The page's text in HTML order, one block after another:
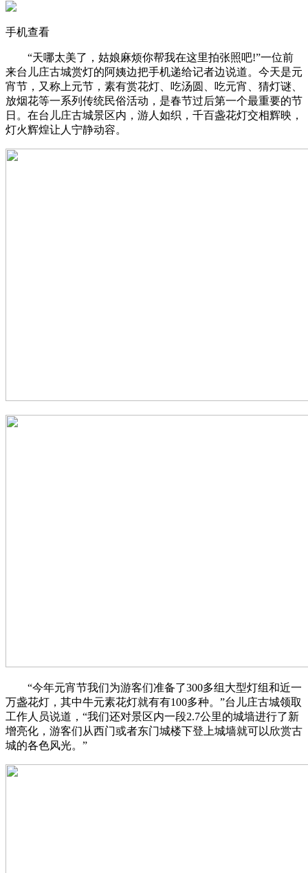
手机查看
“天哪太美了，姑娘麻烦你帮我在这里拍张照吧!”一位前
来台儿庄古城赏灯的阿姨边把手机递给记者边说道。今天是元
宵节，又称上元节，素有赏花灯、吃汤圆、吃元宵、猜灯谜、
放烟花等一系列传统民俗活动，是春节过后第一个最重要的节
日。在台儿庄古城景区内，游人如织，千百盏花灯交相辉映，
灯火辉煌让人宁静动容。
“今年元宵节我们为游客们准备了300多组大型灯组和近一
万盏花灯，其中牛元素花灯就有有100多种。”台儿庄古城领取
工作人员说道，“我们还对景区内一段2.7公里的城墙进行了新
增亮化，游客们从西门或者东门城楼下登上城墙就可以欣赏古
城的各色风光。”